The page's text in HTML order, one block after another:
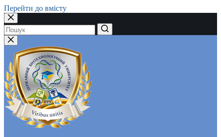
Перейти до вмісту
Немає
результатів